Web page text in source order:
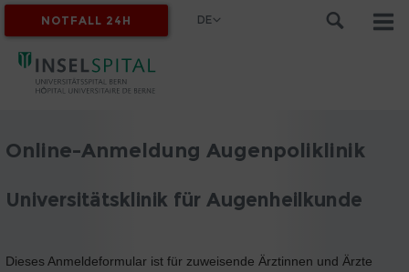
MYINSEL
NOTFALL 24H DE
Online-Anmeldung Augenpoliklinik
Universitätsklinik für Augenheilkunde
Dieses Anmeldeformular ist für zuweisende Ärztinnen und Ärzte